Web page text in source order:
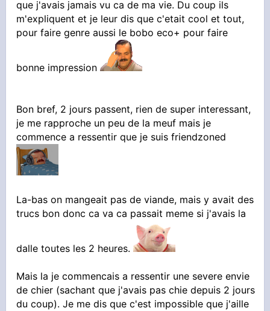
que j'avais jamais vu ca de ma vie. Du coup ils
m'expliquent et je leur dis que c'etait cool et tout,
pour faire genre aussi le bobo eco+ pour faire
bonne impression
Bon bref, 2 jours passent, rien de super interessant,
je me rapproche un peu de la meuf mais je
commence a ressentir que je suis friendzoned
La-bas on mangeait pas de viande, mais y avait des
trucs bon donc ca va ca passait meme si j'avais la
dalle toutes les 2 heures.
Mais la je commencais a ressentir une severe envie
de chier (sachant que j'avais pas chie depuis 2 jours
du coup). Je me dis que c'est impossible que j'aille